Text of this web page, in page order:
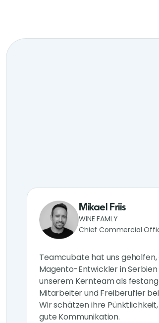
Mikael Friis
WINE FAMLY
Chief Commercial
Teamcubate hat uns geholfen,
Magento-Entwickler in Serbien
unserem Kernteam als
Mitarbeiter und Freiberufler
Wir schätzen ihre
gute Kommunikation.